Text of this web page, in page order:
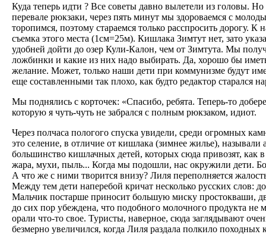
Куда теперь идти ? Все советы давно вылетели из головы.
перевале рюкзаки, через пять минут мы здороваемся с
торопимся, поэтому стараемся только расспросить дорогу.
съемка этого места (1см=25м). Кишлака Зимтут нет, зато
удобней дойти до озер Кули-Калон, чем от Зимтута. Мы
ложбинки и какие из них надо выбирать. Да, хорошо бы
желание. Может, только наши дети при коммунизме будут
еще составленными так плохо, как будто редактор старался
Мы поднялись с корточек: «Спасибо, ребята. Теперь-то
которую я чуть-чуть не забрался с полным рюкзаком, идиот.
Через полчаса пологого спуска увидели, среди огромных
это селение, в отличие от кишлака (зимнее жилье),
большинство кишлачных детей, которых сюда привозят, как
жара, мухи, пыль... Когда мы подошли, нас окружили дети.
А что же с ними творится внизу? Лиля переполняется
Между тем дети наперебой кричат несколько русских слов:
Мальчик постарше приносит большую миску простокваши,
до сих пор убеждена, что подобного молочного продукта
орали что-то свое. Туристы, наверное, сюда заглядывают
безмерно увеличился, когда Лиля раздала полкило